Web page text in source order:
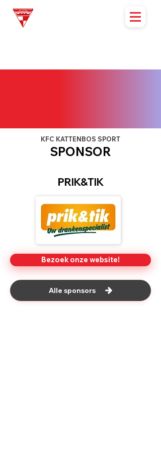
KFC KATTENBOS SPORT
SPONSOR
PRIK&TIK
Bezoek onze website!
Alle sponsors